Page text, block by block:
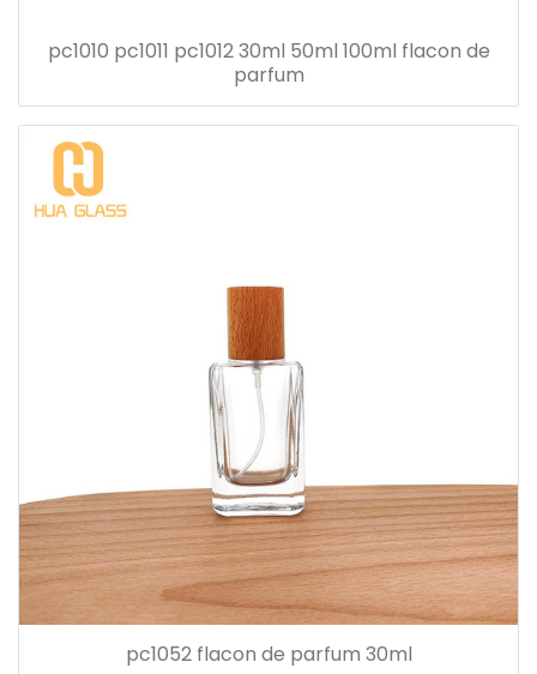
pc1010 pc1011 pc1012 30ml 50ml 100ml flacon de
parfum
pc1052 flacon de parfum 30ml